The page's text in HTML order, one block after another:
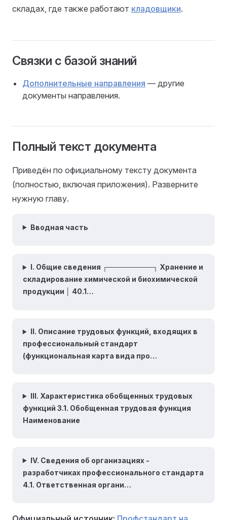
складах, где также работают кладовщики.
Связки с базой знаний
Дополнительные направления — другие
документы направления.
Полный текст документа
Приведён по официальному тексту документа
(полностью, включая приложения). Разверните
нужную главу.
Вводная часть
I. Общие сведения ┌─────────┐ Хранение и
складирование химической и биохимической
продукции │ 40.1…
II. Описание трудовых функций, входящих в
профессиональный стандарт
(функциональная карта вида про…
III. Характеристика обобщенных трудовых
функций 3.1. Обобщенная трудовая функция
Наименование
IV. Сведения об организациях -
разработчиках профессионального стандарта
4.1. Ответственная органи…